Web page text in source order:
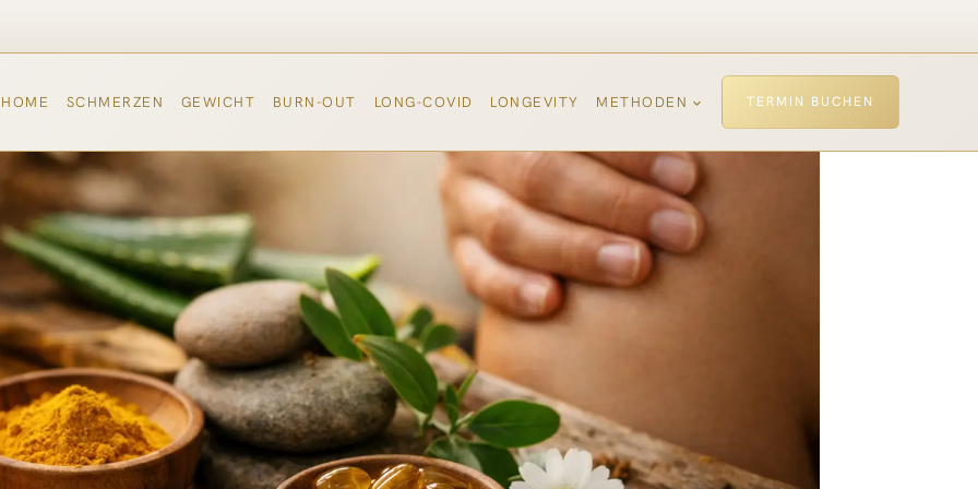
HOME SCHMERZEN GEWICHT BURN-OUT LONG-COVID LONGEVITY METHODEN TERMIN BUCHEN